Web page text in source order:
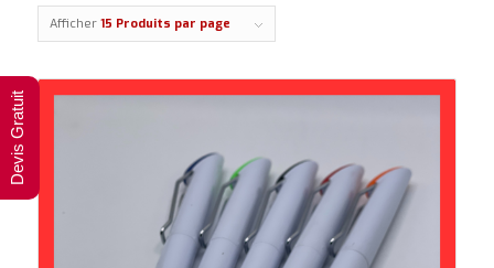
Afficher 15 Produits par page
Devis Gratuit